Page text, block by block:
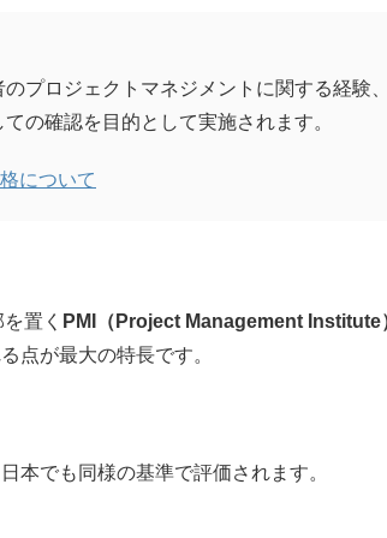
プロジェクトマネジメントに関する経験
の確認を目的として実施されます。
について
置く PMI（Project Management Institute
点が最大の特長です。
本でも同様の基準で評価されます。